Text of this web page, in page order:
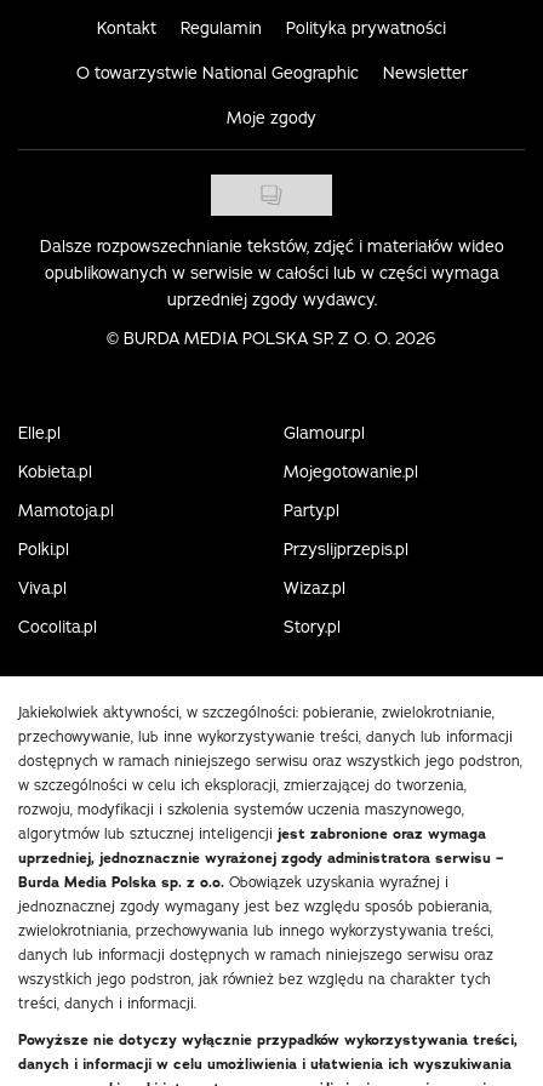
Kontakt Regulamin Polityka prywatności
O towarzystwie National Geographic Newsletter
Moje zgody
Dalsze rozpowszechnianie tekstów, zdjęć i materiałów wideo
opublikowanych w serwisie w całości lub w części wymaga
uprzedniej zgody wydawcy.
© BURDA MEDIA POLSKA SP. Z O. O. 2026
Elle.pl
Glamour.pl
Kobieta.pl
Mojegotowanie.pl
Mamotoja.pl
Party.pl
Polki.pl
Przyslijprzepis.pl
Viva.pl
Wizaz.pl
Cocolita.pl
Story.pl
Jakiekolwiek aktywności, w szczególności: pobieranie, zwielokrotnianie,
przechowywanie, lub inne wykorzystywanie treści, danych lub informacji
dostępnych w ramach niniejszego serwisu oraz wszystkich jego podstron,
w szczególności w celu ich eksploracji, zmierzającej do tworzenia,
rozwoju, modyfikacji i szkolenia systemów uczenia maszynowego,
algorytmów lub sztucznej inteligencji jest zabronione oraz wymaga
uprzedniej, jednoznacznie wyrażonej zgody administratora serwisu –
Burda Media Polska sp. z o.o. Obowiązek uzyskania wyraźnej i
jednoznacznej zgody wymagany jest bez względu sposób pobierania,
zwielokrotniania, przechowywania lub innego wykorzystywania treści,
danych lub informacji dostępnych w ramach niniejszego serwisu oraz
wszystkich jego podstron, jak również bez względu na charakter tych
treści, danych i informacji.
Powyższe nie dotyczy wyłącznie przypadków wykorzystywania treści,
danych i informacji w celu umożliwienia i ułatwienia ich wyszukiwania